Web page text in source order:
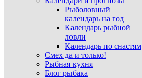
Рыболовный
календарь на год
Календарь рыбной
ловли
Календарь по снастям
Смех да и только!
Рыбная кухня
Блог рыбака